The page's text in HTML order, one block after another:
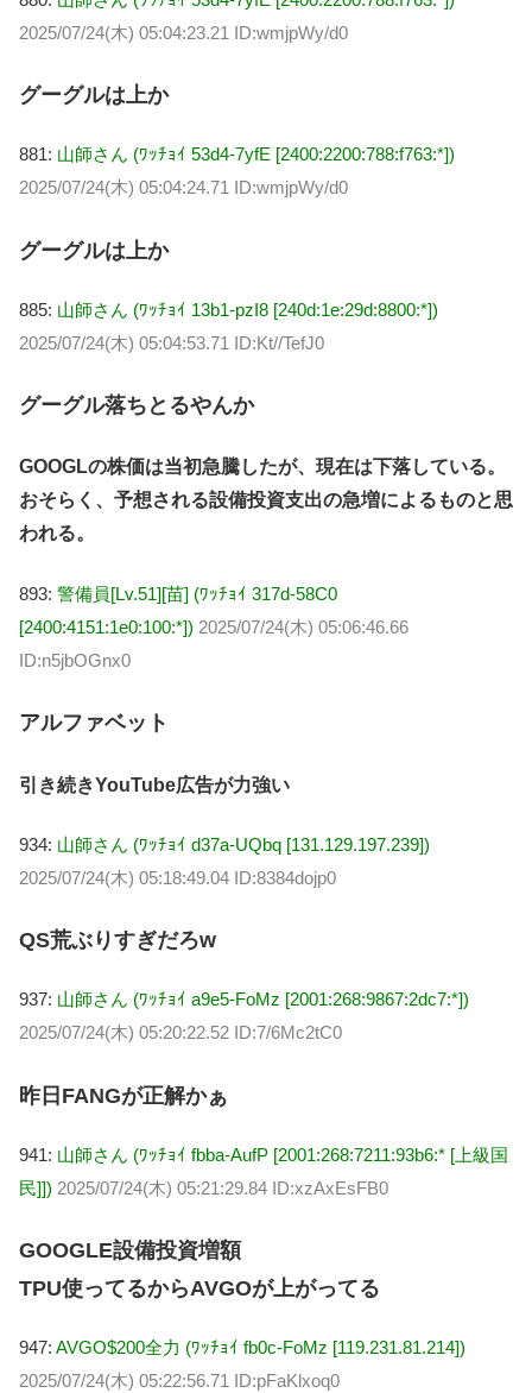
2025/07/24(木) 05:04:23.21 ID:wmjpWy/d0
グーグルは上か
881: 山師さん (ﾜｯﾁｮｲ 53d4-7yfE [2400:2200:788:f763:*])
2025/07/24(木) 05:04:24.71 ID:wmjpWy/d0
グーグルは上か
885: 山師さん (ﾜｯﾁｮｲ 13b1-pzI8 [240d:1e:29d:8800:*])
2025/07/24(木) 05:04:53.71 ID:Kt//TefJ0
グーグル落ちとるやんか
GOOGLの株価は当初急騰したが、現在は下落している。
おそらく、予想される設備投資支出の急増によるものと思
われる。
893: 警備員[Lv.51][苗] (ﾜｯﾁｮｲ 317d-58C0
[2400:4151:1e0:100:*]) 2025/07/24(木) 05:06:46.66
ID:n5jbOGnx0
アルファベット
引き続きYouTube広告が力強い
934: 山師さん (ﾜｯﾁｮｲ d37a-UQbq [131.129.197.239])
2025/07/24(木) 05:18:49.04 ID:8384dojp0
QS荒ぶりすぎだろw
937: 山師さん (ﾜｯﾁｮｲ a9e5-FoMz [2001:268:9867:2dc7:*])
2025/07/24(木) 05:20:22.52 ID:7/6Mc2tC0
昨日FANGが正解かぁ
941: 山師さん (ﾜｯﾁｮｲ fbba-AufP [2001:268:7211:93b6:* [上級国
民]]) 2025/07/24(木) 05:21:29.84 ID:xzAxEsFB0
GOOGLE設備投資増額
TPU使ってるからAVGOが上がってる
947: AVGO$200全力 (ﾜｯﾁｮｲ fb0c-FoMz [119.231.81.214])
2025/07/24(木) 05:22:56.71 ID:pFaKlxoq0